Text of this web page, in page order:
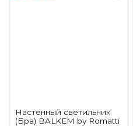
Настенный светильник
(Бра) BALKEM by Romatti